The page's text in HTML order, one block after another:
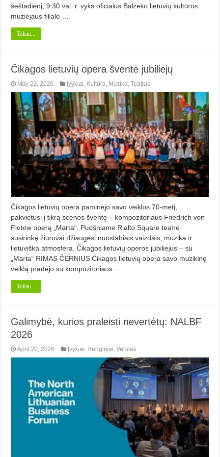
šeštadienį, 9:30 val. r. vyks oficialus Balzeko lietuvių kultūros
muziejaus filialo …
Toliau...
Čikagos lietuvių opera šventė jubiliejų
May 22, 2026 Įvykiai Kultūra Muzika ,Teatras
Čikagos lietuvių opera paminėjo savo veiklos 70-metį,
pakvietusi į tikrą scenos šventę – kompozitoriaus Friedrich von
Flotow operą „Marta“. Puošniame Rialto Square teatre
susirinkę žiūrovai džiaugėsi nuostabiais vaizdais, muzika ir
lietuviška atmosfera. Čikagos lietuvių operos jubiliejus – su
„Marta“ RIMAS ČERNIUS Čikagos lietuvių opera savo muzikinę
veiklą pradėjo su kompozitoriaus …
Toliau...
Galimybė, kurios praleisti nevertėtų: NALBF
2026
April 20, 2026 Įvykiai, Renginiai,Verslas